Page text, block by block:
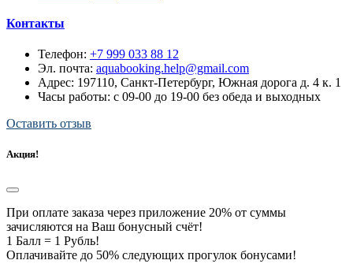
Контакты
Телефон: +7 999 033 88 12
Эл. почта: aquabooking.help@gmail.com
Адрес: 197110, Санкт-Петербург, Южная дорога д. 4 к. 1
Часы работы: с 09-00 до 19-00 без обеда и выходных
Оставить отзыв
Акция!
При оплате заказа через приложение 20% от суммы
зачисляются на Ваш бонусный счёт!
1 Балл = 1 Рубль!
Оплачивайте до 50% следующих прогулок бонусами!